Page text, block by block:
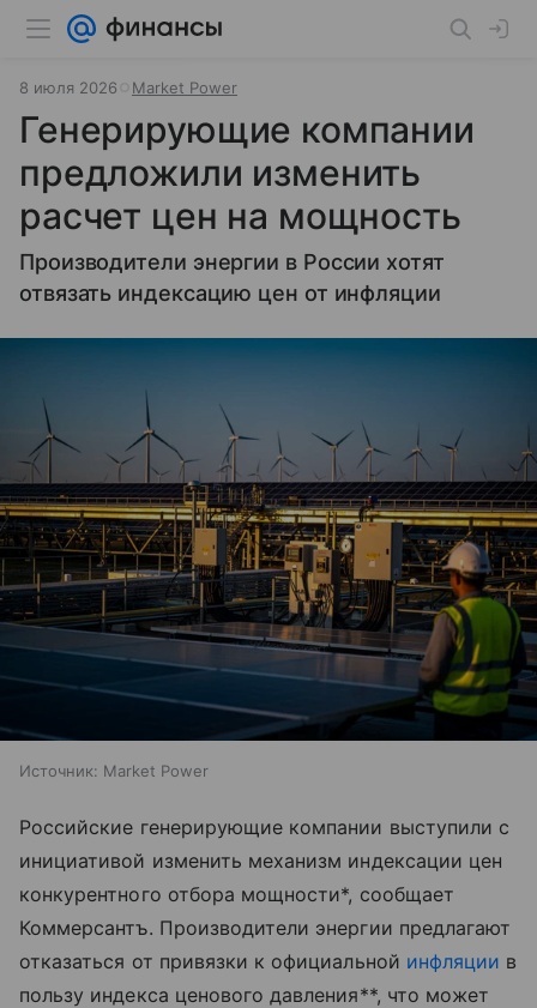
8 июля 2026 Market Power
Генерирующие компании
предложили изменить
расчет цен на мощность
Производители энергии в России хотят
отвязать индексацию цен от инфляции
Источник: Market Power
Российские генерирующие компании выступили с
инициативой изменить механизм индексации цен
конкурентного отбора мощности*, сообщает
Коммерсантъ. Производители энергии предлагают
отказаться от привязки к официальной инфляции в
пользу индекса ценового давления**, что может